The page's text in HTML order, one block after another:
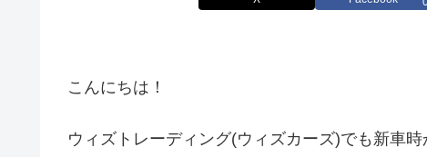
こんにちは！
ウィズトレーディング(ウィズカーズ)でも新車